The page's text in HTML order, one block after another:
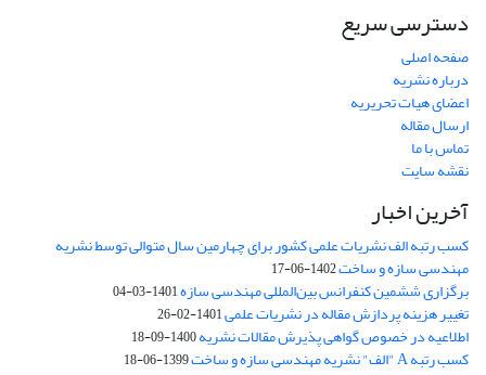
دسترسی سریع
صفحه اصلی
درباره نشریه
اعضای هیات تحریریه
ارسال مقاله
تماس با ما
نقشه سایت
آخرین اخبار
کسب رتبه الف نشریات علمی کشور برای چهارمین سال متوالی توسط نشریه
مهندسی سازه و ساخت1402-06-17
برگزاری ششمین کنفرانس بین‌المللی مهندسی سازه1401-03-04
تغییر هزینه پردازش مقاله در نشریات علمی1401-02-26
اطلاعیه در خصوص گواهی پذیرش مقالات نشریه1400-09-18
کسب رتبه A "الف" نشریه مهندسی سازه و ساخت 1399-06-18